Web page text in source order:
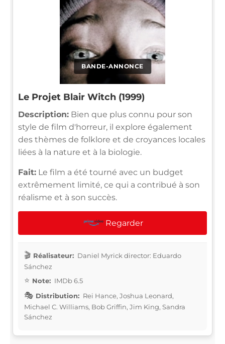
BANDE-ANNONCE
Le Projet Blair Witch (1999)
Description: Bien que plus connu pour son
style de film d'horreur, il explore également
des thèmes de folklore et de croyances locales
liées à la nature et à la biologie.
Fait: Le film a été tourné avec un budget
extrêmement limité, ce qui a contribué à son
réalisme et à son succès.
Regarder
Réalisateur: Daniel Myrick director: Eduardo
Sánchez
Note: IMDb 6.5
Distribution: Rei Hance, Joshua Leonard,
Michael C. Williams, Bob Griffin, Jim King, Sandra
Sánchez